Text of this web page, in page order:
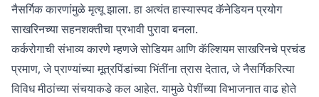
नैसर्गिक कारणांमुळे मृत्यू झाला. हा अत्यंत हास्यास्पद कॅनेडियन प्रयोग
साखरिनच्या सहनशक्तीचा प्रभावी पुरावा बनला.
कर्करोगाची संभाव्य कारणे म्हणजे सोडियम आणि कॅल्शियम साखरिनचे प्रचंड
प्रमाण, जे प्राण्यांच्या मूत्रपिंडांच्या भिंतींना त्रास देतात, जे नैसर्गिकरित्या
विविध मीठांच्या संचयाकडे कल आहेत. यामुळे पेशींच्या विभाजनात वाढ होते